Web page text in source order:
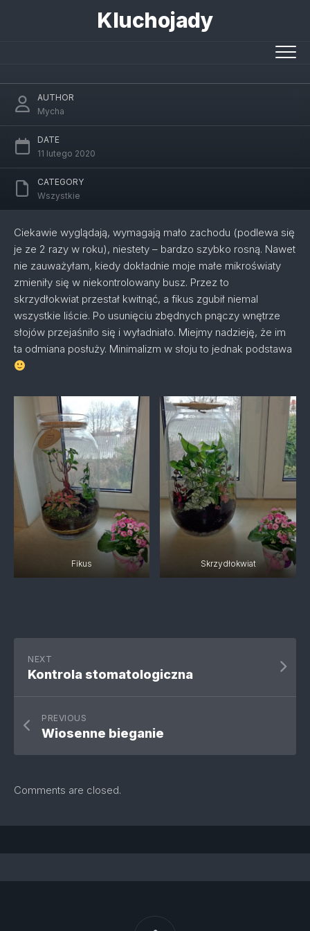
Kluchojady
AUTHOR
Mycha
DATE
11 lutego 2020
CATEGORY
Wszystkie
Ciekawie wyglądają, wymagają mało zachodu (podlewa się
je ze 2 razy w roku), niestety – bardzo szybko rosną. Nawet
nie zauważyłam, kiedy dokładnie moje małe mikroświaty
zmieniły się w niekontrolowany busz. Przez to
skrzydłokwiat przestał kwitnąć, a fikus zgubił niemal
wszystkie liście. Po usunięciu zbędnych pnączy wnętrze
słojów przejaśniło się i wyładniało. Miejmy nadzieję, że im
ta odmiana posłuży. Minimalizm w słoju to jednak podstawa
Fikus Skrzydłokwiat
NEXT
Kontrola stomatologiczna
PREVIOUS
Wiosenne bieganie
Comments are closed.